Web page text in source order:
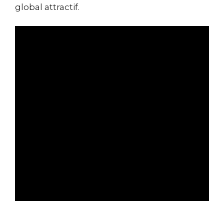
global attractif.